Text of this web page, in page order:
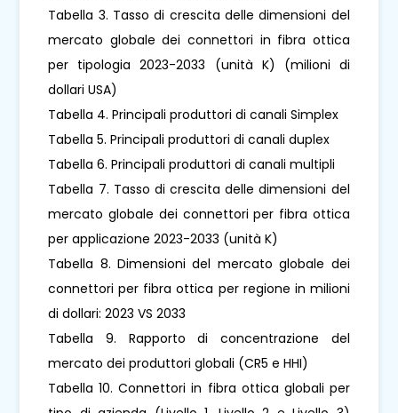
Tabella 3. Tasso di crescita delle dimensioni del
mercato globale dei connettori in fibra ottica
per tipologia 2023-2033 (unità K) (milioni di
dollari USA)
Tabella 4. Principali produttori di canali Simplex
Tabella 5. Principali produttori di canali duplex
Tabella 6. Principali produttori di canali multipli
Tabella 7. Tasso di crescita delle dimensioni del
mercato globale dei connettori per fibra ottica
per applicazione 2023-2033 (unità K)
Tabella 8. Dimensioni del mercato globale dei
connettori per fibra ottica per regione in milioni
di dollari: 2023 VS 2033
Tabella 9. Rapporto di concentrazione del
mercato dei produttori globali (CR5 e HHI)
Tabella 10. Connettori in fibra ottica globali per